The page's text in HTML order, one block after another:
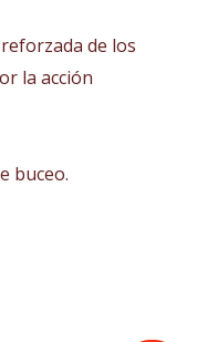
de los
la acción
buceo.